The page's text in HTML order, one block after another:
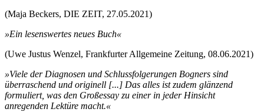
(Maja Beckers, DIE ZEIT, 27.05.2021)
»Ein lesenswertes neues Buch«
(Uwe Justus Wenzel, Frankfurter Allgemeine Zeitung, 08.06.2021)
»Viele der Diagnosen und Schlussfolgerungen Bogners sind
überraschend und originell [...] Das alles ist zudem glänzend
formuliert, was den Großessay zu einer in jeder Hinsicht
anregenden Lektüre macht.«